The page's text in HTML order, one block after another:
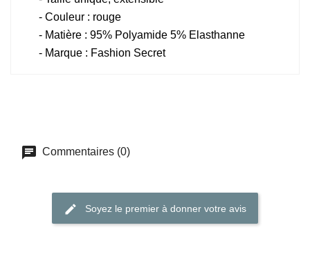
- Couleur : rouge
- Matière : 95% Polyamide 5% Elasthanne
- Marque : Fashion Secret
Commentaires (0)
Soyez le premier à donner votre avis